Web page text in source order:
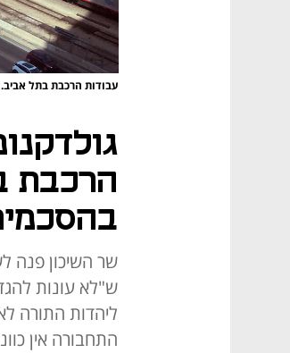
עבודות הרכבת בתל
הרכבת
שר השיכון פנה
ש"לא עונות
ליהדות התורה
התחבורה אין